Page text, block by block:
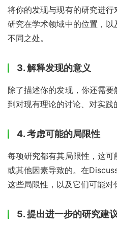
将你的发现与现有的研究进
研究在学术领域中的位置，
不同之处。
3. 解释发现的意义
除了描述你的发现，你还需
到对现有理论的讨论、对实践
4. 考虑可能的局限性
每项研究都有其局限性，这
或其他因素导致的。在
这些局限性，以及它们可能对
5. 提出进一步的研究建